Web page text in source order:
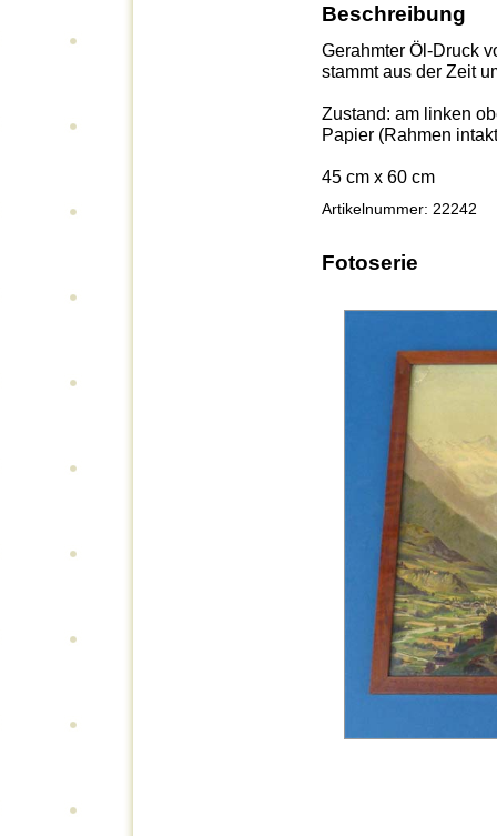
Beschreibung
Gerahmter Öl-Druck
stammt aus der Zeit
Zustand: am linken
Papier (Rahmen
45 cm x 60 cm
Artikelnummer: 22242
Fotoserie